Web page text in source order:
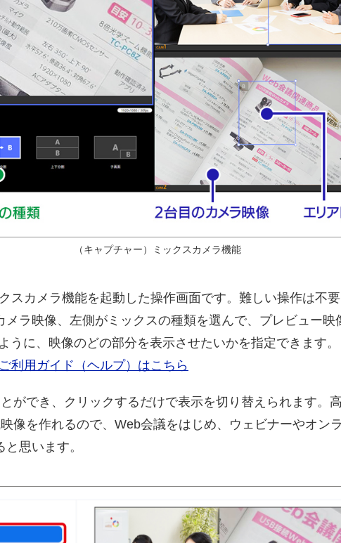
（キャプチャー）ミックスカメラ機能
スカメラ機能を起動した操作画面です。難しい操作は不
ラ映像、左側がミックスの種類を選んで、プレビュー映
うに、映像のどの部分を表示させたいかを指定できます。
利用ガイド（ヘルプ）はこちら
ができ、クリックするだけで表示を切り替えられます。
像を作れるので、Web会議をはじめ、ウェビナーやオン
思います。